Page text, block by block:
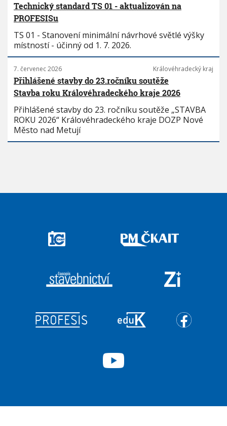
Technický standard TS 01 - aktualizován na
PROFESISu
TS 01 - Stanovení minimální návrhové světlé výšky
místností - účinný od 1. 7. 2026.
7. červenec 2026 Královéhradecký kraj
Přihlášené stavby do 23.ročníku soutěže
Stavba roku Královéhradeckého kraje 2026
Přihlášené stavby do 23. ročníku soutěže „STAVBA
ROKU 2026“ Královéhradeckého kraje DOZP Nové
Město nad Metují